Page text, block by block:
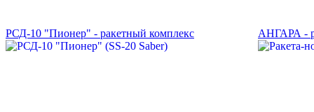
РСД-10 "Пионер" - ракетный комплекс АНГАРА -